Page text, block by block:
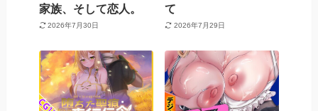
家族、そして恋人。
2026年7月30日
て
2026年7月29日